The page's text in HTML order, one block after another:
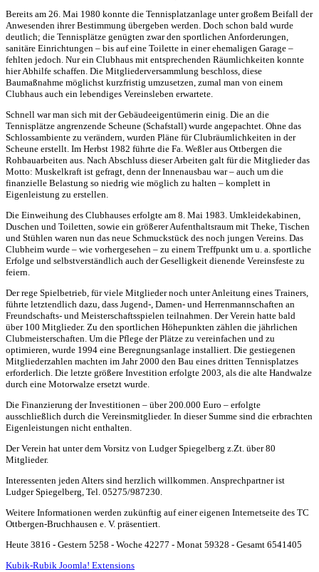
Bereits am 26. Mai 1980 konnte die Tennisplatzanlage unter großem Beifall der
Anwesenden ihrer Bestimmung übergeben werden. Doch schon bald wurde
deutlich; die Tennisplätze genügten zwar den sportlichen Anforderungen,
sanitäre Einrichtungen – bis auf eine Toilette in einer ehemaligen Garage –
fehlten jedoch. Nur ein Clubhaus mit entsprechenden Räumlichkeiten konnte
hier Abhilfe schaffen. Die Mitgliederversammlung beschloss, diese
Baumaßnahme möglichst kurzfristig umzusetzen, zumal man von einem
Clubhaus auch ein lebendiges Vereinsleben erwartete.
Schnell war man sich mit der Gebäudeeigentümerin einig. Die an die
Tennisplätze angrenzende Scheune (Schafstall) wurde angepachtet. Ohne das
Schlossambiente zu verändern, wurden Pläne für Clubräumlichkeiten in der
Scheune erstellt. Im Herbst 1982 führte die Fa. Weßler aus Ottbergen die
Rohbauarbeiten aus. Nach Abschluss dieser Arbeiten galt für die Mitglieder das
Motto: Muskelkraft ist gefragt, denn der Innenausbau war – auch um die
finanzielle Belastung so niedrig wie möglich zu halten – komplett in
Eigenleistung zu erstellen.
Die Einweihung des Clubhauses erfolgte am 8. Mai 1983. Umkleidekabinen,
Duschen und Toiletten, sowie ein größerer Aufenthaltsraum mit Theke, Tischen
und Stühlen waren nun das neue Schmuckstück des noch jungen Vereins. Das
Clubheim wurde – wie vorhergesehen – zu einem Treffpunkt um u. a. sportliche
Erfolge und selbstverständlich auch der Geselligkeit dienende Vereinsfeste zu
feiern.
Der rege Spielbetrieb, für viele Mitglieder noch unter Anleitung eines Trainers,
führte letztendlich dazu, dass Jugend-, Damen- und Herrenmannschaften an
Freundschafts- und Meisterschaftsspielen teilnahmen. Der Verein hatte bald
über 100 Mitglieder. Zu den sportlichen Höhepunkten zählen die jährlichen
Clubmeisterschaften. Um die Pflege der Plätze zu vereinfachen und zu
optimieren, wurde 1994 eine Beregnungsanlage installiert. Die gestiegenen
Mitgliederzahlen machten im Jahr 2000 den Bau eines dritten Tennisplatzes
erforderlich. Die letzte größere Investition erfolgte 2003, als die alte Handwalze
durch eine Motorwalze ersetzt wurde.
Die Finanzierung der Investitionen – über 200.000 Euro – erfolgte
ausschließlich durch die Vereinsmitglieder. In dieser Summe sind die erbrachten
Eigenleistungen nicht enthalten.
Der Verein hat unter dem Vorsitz von Ludger Spiegelberg z.Zt. über 80
Mitglieder.
Interessenten jeden Alters sind herzlich willkommen. Ansprechpartner ist
Ludger Spiegelberg, Tel. 05275/987230.
Weitere Informationen werden zukünftig auf einer eigenen Internetseite des TC
Ottbergen-Bruchhausen e. V. präsentiert.
Heute 3816 - Gestern 5258 - Woche 42277 - Monat 59328 - Gesamt 6541405
Kubik-Rubik Joomla! Extensions